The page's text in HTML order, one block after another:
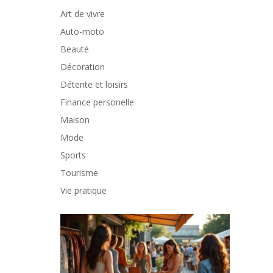
Art de vivre
Auto-moto
Beauté
Décoration
Détente et loisirs
Finance personelle
Maison
Mode
Sports
Tourisme
Vie pratique